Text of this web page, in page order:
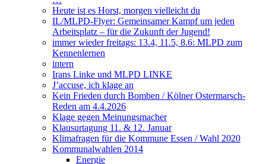
Heute ist es Horst, morgen vielleicht du
IL/MLPD-Flyer: Gemeinsamer Kampf um jeden
Arbeitsplatz – für die Zukunft der Jugend!
immer wieder freitags: 13.4, 11.5, 8.6: MLPD zum
Kennenlernen
intern
Irans Linke und MLPD LINKE
J’accuse, ich klage an
Kein Frieden durch Bomben / Kölner Ostermarsch-
Reden am 4.4.2026
Klage gegen Meinungsmacher
Klausurtagung 11. & 12. Januar
Klimafragen für die Kommune Essen / Wahl 2020
Kommunalwahlen 2014
Energie